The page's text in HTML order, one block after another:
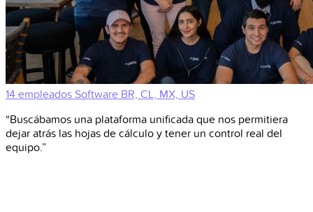
14 empleados Software BR, CL, MX, US
“Buscábamos una plataforma unificada que nos permitiera
dejar atrás las hojas de cálculo y tener un control real del
equipo.”